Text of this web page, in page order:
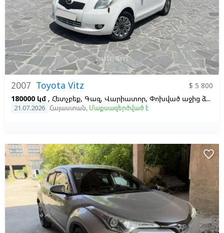
2007 Toyota Vitz
$ 5 800
180000 կմ , Հետչբեք, Գազ, Վարիատոր, Փոխված աջից ձախ,
21.07.2026 Հայաստան, Մաքսազերծված է
favorite_border